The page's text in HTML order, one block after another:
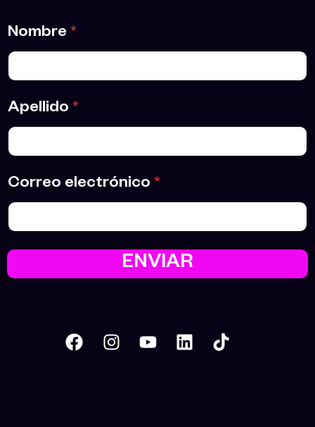
Nombre *
Apellido *
Correo electrónico *
ENVIAR